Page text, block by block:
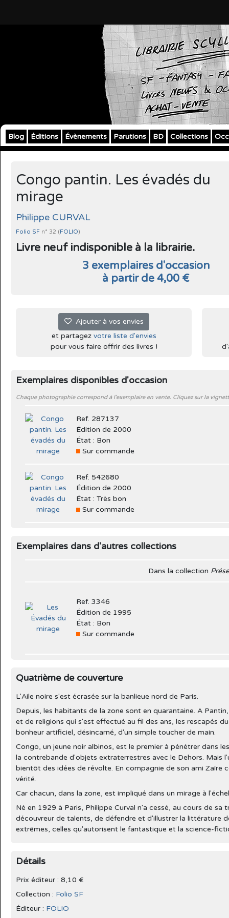
Blog Éditions Évènements Parutions BD Collections
Congo pantin. Les évadés du
mirage
Philippe CURVAL
Folio SF n° 32 (FOLIO)
Livre neuf indisponible à la librairie.
3 exemplaires d'occasion
à partir de 4,00 €
Ajouter à vos envies
et partagez votre liste d'envies
pour vous faire offrir des livres !
Exemplaires disponibles d'occasion
Chaque photographie correspond à l'exemplaire en vente. Cliquez sur la
Ref. 287137
Édition de 2000
État : Bon
Sur commande
Ref. 542680
Édition de 2000
État : Très bon
Sur commande
Exemplaires dans d'autres collections
Dans la collection
Ref. 3346
Édition de 1995
État : Bon
Sur commande
Quatrième de couverture
L'Aile noire s'est écrasée sur la banlieue nord de Paris.
Depuis, les habitants de la zone sont en quarantaine. A
et de religions qui s'est effectué au fil des ans, les rescapés
bonheur artificiel, désincarné, d'un simple toucher de main.
Congo, un jeune noir albinos, est le premier à pénétrer dans
la contrebande d'objets extraterrestres avec le Dehors. Mais
bientôt des idées de révolte. En compagnie de son ami Zaïre
vérité.
Car chacun, dans la zone, est impliqué dans un mirage à
Né en 1929 à Paris, Philippe Curval n'a cessé, au cours de
découvreur de talents, de défendre et d'illustrer la littérature
extrêmes, celles qu'autorisent le fantastique et la science-
Détails
Prix éditeur : 8,10 €
Collection : Folio SF
Éditeur : FOLIO